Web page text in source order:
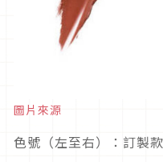
圖片來源
色號（左至右）：訂製